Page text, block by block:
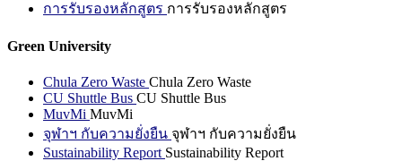
การรับรองหลักสูตร การรับรองหลักสูตร
Green University
Chula Zero Waste Chula Zero Waste
CU Shuttle Bus CU Shuttle Bus
MuvMi MuvMi
จุฬาฯ กับความยั่งยืน จุฬาฯ กับความยั่งยืน
Sustainability Report Sustainability Report